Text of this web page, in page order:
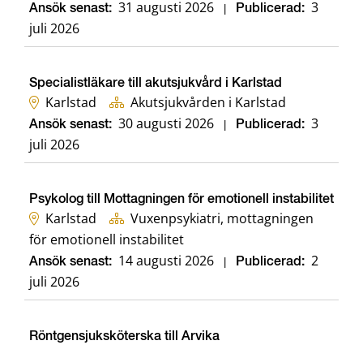
Ansök senast: 31 augusti 2026 Publicerad: 3
juli 2026
Specialistläkare till akutsjukvård i Karlstad
Karlstad Akutsjukvården i Karlstad
Ansök senast: 30 augusti 2026 Publicerad: 3
juli 2026
Psykolog till Mottagningen för emotionell instabilitet
Karlstad
Vuxenpsykiatri, mottagningen
för emotionell instabilitet
Ansök senast: 14 augusti 2026 Publicerad: 2
juli 2026
Röntgensjuksköterska till Arvika